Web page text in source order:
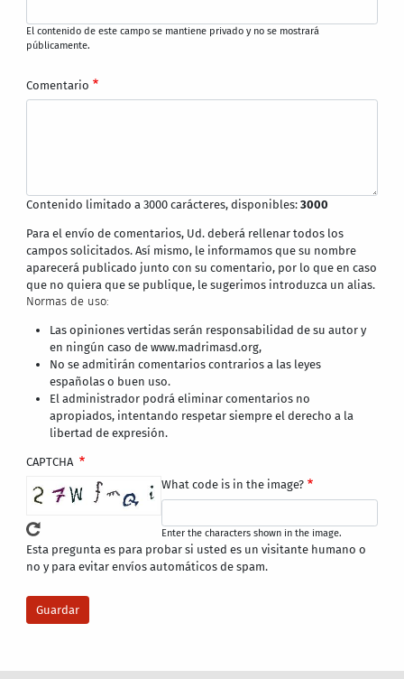
El contenido de este campo se mantiene privado y no se mostrará
públicamente.
Comentario
Contenido limitado a 3000 carácteres, disponibles:3000
Para el envío de comentarios, Ud. deberá rellenar todos los
campos solicitados. Así mismo, le informamos que su nombre
aparecerá publicado junto con su comentario, por lo que en caso
que no quiera que se publique, le sugerimos introduzca un alias.
Normas de uso:
Las opiniones vertidas serán responsabilidad de su autor y
en ningún caso de www.madrimasd.org,
No se admitirán comentarios contrarios a las leyes
españolas o buen uso.
El administrador podrá eliminar comentarios no
apropiados, intentando respetar siempre el derecho a la
libertad de expresión.
CAPTCHA
What code is in the image?
Enter the characters shown in the image.
Esta pregunta es para probar si usted es un visitante humano o
no y para evitar envíos automáticos de spam.